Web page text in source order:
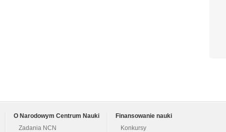
O Narodowym Centrum Nauki
Zadania NCN
Finansowanie nauki
Konkursy